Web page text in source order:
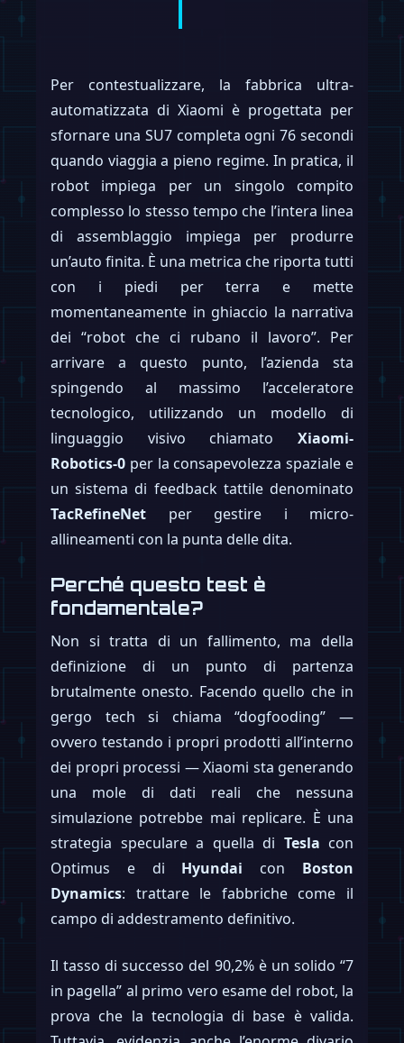
Per contestualizzare, la fabbrica ultra-
automatizzata di Xiaomi è progettata per
sfornare una SU7 completa ogni 76 secondi
quando viaggia a pieno regime. In pratica, il
robot impiega per un singolo compito
complesso lo stesso tempo che l’intera linea
di assemblaggio impiega per produrre
un’auto finita. È una metrica che riporta tutti
con i piedi per terra e mette
momentaneamente in ghiaccio la narrativa
dei “robot che ci rubano il lavoro”. Per
arrivare a questo punto, l’azienda sta
spingendo al massimo l’acceleratore
tecnologico, utilizzando un modello di
linguaggio visivo chiamato Xiaomi-
Robotics-0 per la consapevolezza spaziale e
un sistema di feedback tattile denominato
TacRefineNet per gestire i micro-
allineamenti con la punta delle dita.
Perché questo test è
fondamentale?
Non si tratta di un fallimento, ma della
definizione di un punto di partenza
brutalmente onesto. Facendo quello che in
gergo tech si chiama “dogfooding” —
ovvero testando i propri prodotti all’interno
dei propri processi — Xiaomi sta generando
una mole di dati reali che nessuna
simulazione potrebbe mai replicare. È una
strategia speculare a quella di Tesla con
Optimus e di Hyundai con Boston
Dynamics: trattare le fabbriche come il
campo di addestramento definitivo.
Il tasso di successo del 90,2% è un solido “7
in pagella” al primo vero esame del robot, la
prova che la tecnologia di base è valida.